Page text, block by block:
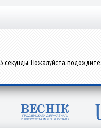
секунды. Пожалуйста, подождите.